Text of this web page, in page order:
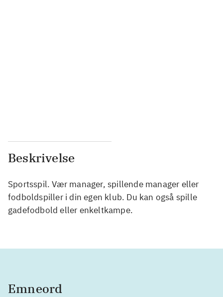
Beskrivelse
Sportsspil. Vær manager, spillende manager eller
fodboldspiller i din egen klub. Du kan også spille
gadefodbold eller enkeltkampe.
Emneord